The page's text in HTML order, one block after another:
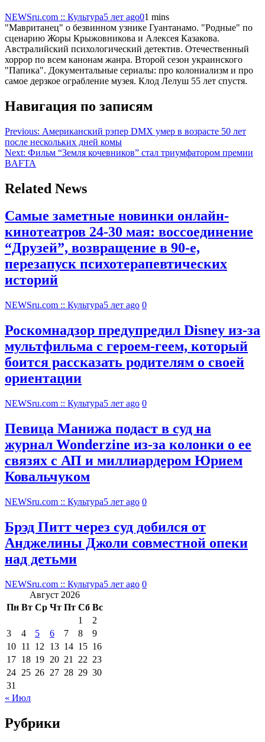
NEWSru.com :: Культура5 лет ago01 mins
"Мавританец" о безвинном узнике Гуантанамо. "Родные" по
сценарию Жоры Крыжовникова и Алексея Казакова.
Австралийский психологический детектив. Отечественный
хоррор по всем канонам жанра. Второй сезон украинского
"Папика". Документальные сериалы: про колониализм и про
самое дерзкое ограбление музея. Клод Лелуш 55 лет спустя.
Навигация по записям
Previous: Американский рэпер DMX умер в возрасте 50 лет
после нескольких дней комы
Next: Фильм “Земля кочевников” стал триумфатором премии
BAFTA
Related News
Самые заметные новинки онлайн-
кинотеатров 24-30 мая: воссоединение
“Друзей”, возвращение в 90-е,
перезапуск психотерапевтических
историй
NEWSru.com :: Культура5 лет ago 0
Роскомнадзор предупредил Disney из-за
мультфильма c героем-геем, который
боится рассказать родителям о своей
ориентации
NEWSru.com :: Культура5 лет ago 0
Певица Манижа подаст в суд на
журнал Wonderzine из-за колонки о ее
связях с АП и миллиардером Юрием
Ковальчуком
NEWSru.com :: Культура5 лет ago 0
Брэд Питт через суд добился от
Анджелины Джоли совместной опеки
над детьми
NEWSru.com :: Культура5 лет ago 0
Август 2026
Пн Вт Ср Чт Пт Сб Вс
1
2
3
4 5 6 7 8
9
10 11 12 13 14 15 16
17 18 19 20 21 22 23
24 25 26 27 28 29 30
31
« Июл
Рубрики